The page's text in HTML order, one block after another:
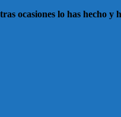
ocasiones lo has hecho